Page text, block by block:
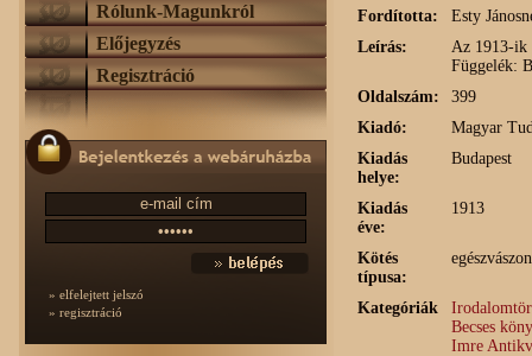
Rólunk-Magunkról
Előjegyzés
Regisztráció
» elfelejtett jelszó
» regisztráció
Fordította:
Esty
Leírás:
Az 1913-ik
Függelék:
Oldalszám:
399
Kiadó:
Magyar
Kiadás
helye:
Budapest
Kiadás
éve:
1913
Kötés
típusa:
egészvászon
Kategóriák
Becses
Imre